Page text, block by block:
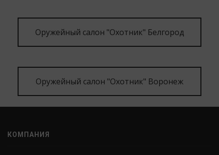
Оружейный салон "Охотник" Белгород
Оружейный салон "Охотник" Воронеж
КОМПАНИЯ